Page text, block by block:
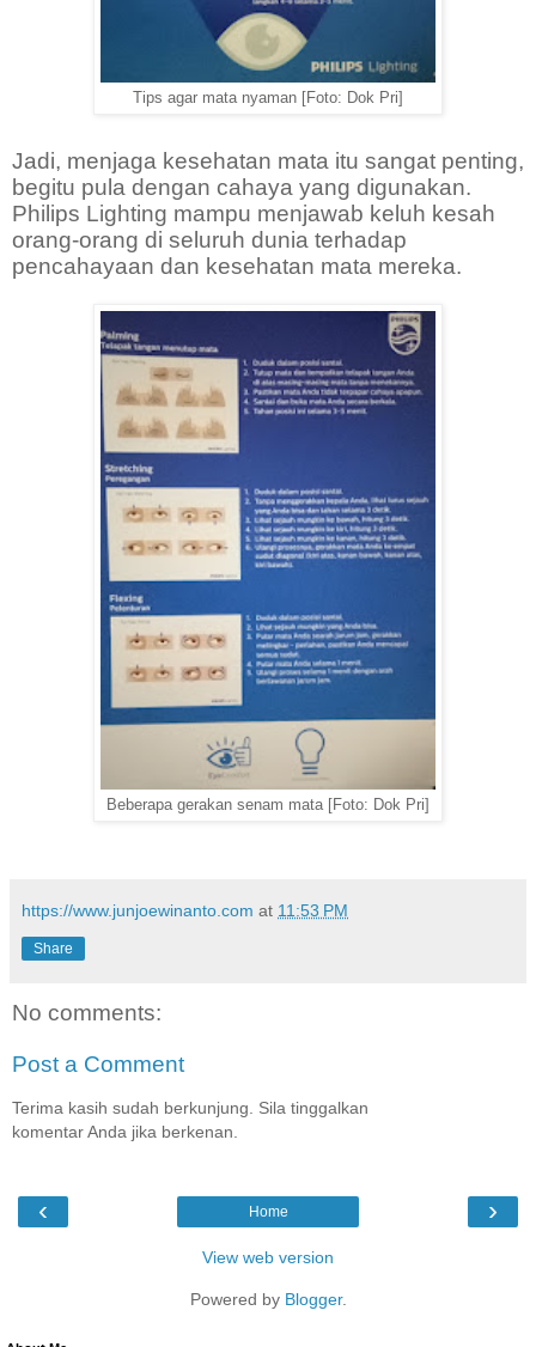
Tips agar mata nyaman [Foto: Dok Pri]
Jadi, menjaga kesehatan mata itu sangat penting,
begitu pula dengan cahaya yang digunakan.
Philips Lighting mampu menjawab keluh kesah
orang-orang di seluruh dunia terhadap
pencahayaan dan kesehatan mata mereka.
Beberapa gerakan senam mata [Foto: Dok Pri]
https://www.junjoewinanto.com at 11:53 PM
Share
No comments:
Post a Comment
Terima kasih sudah berkunjung. Sila tinggalkan
komentar Anda jika berkenan.
‹ ›
Home
View web version
Powered by Blogger.